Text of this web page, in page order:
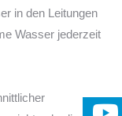
in den Leitungen
Wasser jederzeit